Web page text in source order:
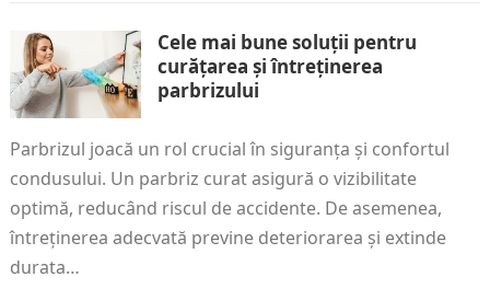
Cele mai bune soluții pentru
curățarea și întreținerea
parbrizului
Parbrizul joacă un rol crucial în siguranța și confortul
condusului. Un parbriz curat asigură o vizibilitate
optimă, reducând riscul de accidente. De asemenea,
întreținerea adecvată previne deteriorarea și extinde
durata…